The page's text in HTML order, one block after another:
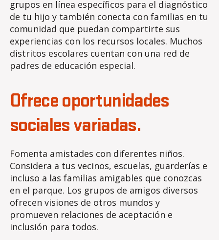
grupos en línea específicos para el diagnóstico
de tu hijo y también conecta con familias en tu
comunidad que puedan compartirte sus
experiencias con los recursos locales. Muchos
distritos escolares cuentan con una red de
padres de educación especial.
Ofrece oportunidades
sociales variadas.
Fomenta amistades con diferentes niños.
Considera a tus vecinos, escuelas, guarderías e
incluso a las familias amigables que conozcas
en el parque. Los grupos de amigos diversos
ofrecen visiones de otros mundos y
promueven relaciones de aceptación e
inclusión para todos.